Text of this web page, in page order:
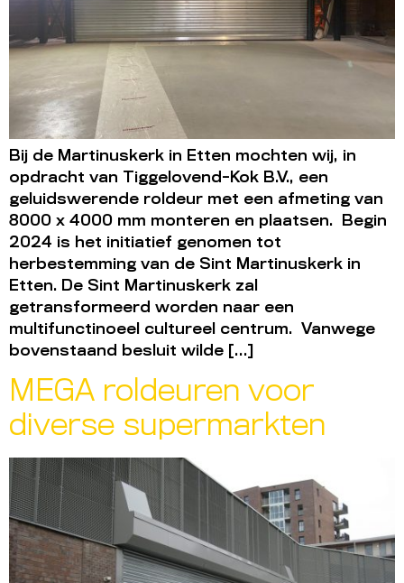
Bij de Martinuskerk in Etten mochten wij, in
opdracht van Tiggelovend-Kok B.V., een
geluidswerende roldeur met een afmeting van
8000 x 4000 mm monteren en plaatsen. Begin
2024 is het initiatief genomen tot
herbestemming van de Sint Martinuskerk in
Etten. De Sint Martinuskerk zal
getransformeerd worden naar een
multifunctinoeel cultureel centrum. Vanwege
bovenstaand besluit wilde […]
MEGA roldeuren voor
diverse supermarkten